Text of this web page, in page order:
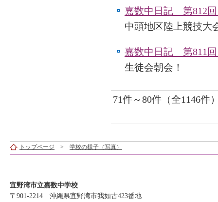
嘉数中日記 第812
中頭地区陸上競技大
嘉数中日記 第811
生徒会朝会！
71件～80件（全1146
トップページ > 学校の様子（写真）
宜野湾市立嘉数中学校
〒901-2214 沖縄県宜野湾市我如古423番地